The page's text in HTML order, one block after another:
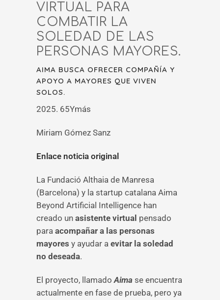
VIRTUAL PARA
COMBATIR LA
SOLEDAD DE LAS
PERSONAS MAYORES.
AIMA BUSCA OFRECER COMPAÑÍA Y
APOYO A MAYORES QUE VIVEN
SOLOS.
2025. 65Ymás
Miriam Gómez Sanz
Enlace noticia original
La Fundació Althaia de Manresa
(Barcelona) y la startup catalana Aima
Beyond Artificial Intelligence han
creado un asistente virtual pensado
para acompañar a las personas
mayores y ayudar a evitar la soledad
no deseada.
El proyecto, llamadoAima se encuentra
actualmente en fase de prueba, pero ya